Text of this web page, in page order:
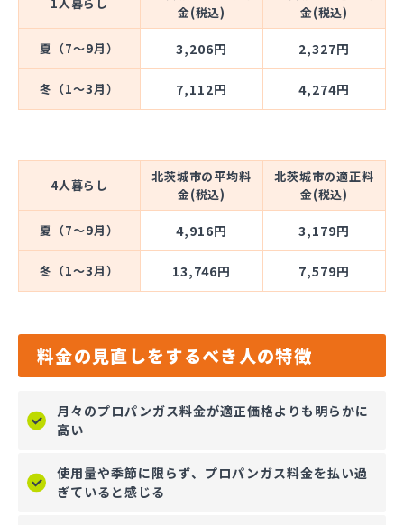
金(税込)
金(税込)
夏（7～9月） 3,206円 2,327円
冬（1～3月） 7,112円 4,274円
4人暮らし
北茨城市の平均料
金(税込)
北茨城市の適正料
金(税込)
夏（7～9月） 4,916円 3,179円
冬（1～3月） 13,746円 7,579円
料金の見直しをするべき人の特徴
月々のプロパンガス料金が適正価格よりも明らかに
高い
使用量や季節に限らず、プロパンガス料金を払い過
ぎていると感じる